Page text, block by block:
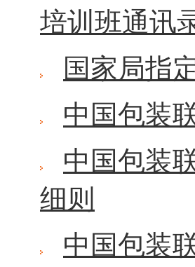
培训班通讯
国家局指
中国包装
中国包装
细则
中国包装